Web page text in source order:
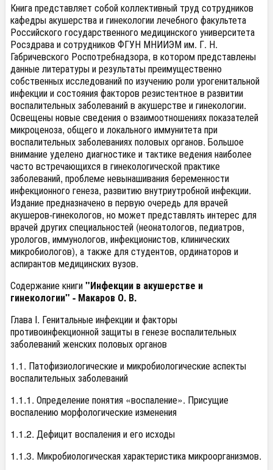
Книга представляет собой коллективный труд сотрудников
кафедры акушерства и гинекологии лечебного факультета
Российского государственного медицинского университета
Росздрава и сотрудников ФГУН МНИИЭМ им. Г. Н.
Габричевского Роспотребнадзора, в котором представлены
данные литературы и результаты преимущественно
собственных исследований по изучению роли урогенитальной
инфекции и состояния факторов резистентное в развитии
воспалительных заболеваний в акушерстве и гинекологии.
Освещены новые сведения о взаимоотношениях показателей
микроценоза, общего и локального иммунитета при
воспалительных заболеваниях половых органов. Большое
внимание уделено диагностике и тактике ведения наиболее
часто встречающихся в гинекологической практике
заболеваний, проблеме невынашивания беременности
инфекционного генеза, развитию внутриутробной инфекции.
Издание предназначено в первую очередь для врачей
акушеров-гинекологов, но может представлять интерес для
врачей других специальностей (неонатологов, педиатров,
урологов, иммунологов, инфекционистов, клинических
микробиологов), а также для студентов, ординаторов и
аспирантов медицинских вузов.
Содержание книги"Инфекции в акушерстве и
гинекологии" - Макаров О. В.
Глава I. Генитальные инфекции и факторы
противоинфекционной защиты в генезе воспалительных
заболеваний женских половых органов
1.1. Патофизиологические и микробиологические аспекты
воспалительных заболеваний
1.1.1. Определение понятия «воспаление». Присущие
воспалению морфологические изменения
1.1.2. Дефицит воспаления и его исходы
1.1.3. Микробиологическая характеристика микроорганизмов.